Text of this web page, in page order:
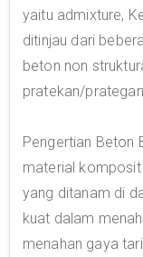
yaitu admixture,
ditinjau dari
beton non
pratekan/
Pengertian Beton
material komposit
yang ditanam di
kuat dalam
menahan gaya